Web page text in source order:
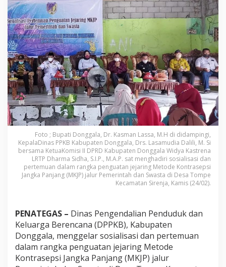
a
l
a
G
e
l
a
r
S
o
s
i
a
l
i
s
a
s
P
Foto ; Bupati Donggala, Dr. Kasman Lassa, M.H di didampingi,
KepalaDinas PPKB Kabupaten Donggala, Drs. Lasamudia Dalili, M. Si
bersama KetuaKomisi II DPRD Kabupaten Donggala Widya Kastrena
LRTP Dharma Sidha, S.I.P., M.A.P. sat menghadiri sosialisasi dan
pertemuan dalam rangka penguatan jejaring Metode Kontrasepsi
Jangka Panjang (MKJP) jalur Pemerintah dan Swasta di Desa Tompe
Kecamatan Sirenja, Kamis (24/02).
PENATEGAS – Dinas Pengendalian Penduduk dan
Keluarga Berencana (DPPKB), Kabupaten
Donggala, menggelar sosialisasi dan pertemuan
dalam rangka penguatan jejaring Metode
Kontrasepsi Jangka Panjang (MKJP) jalur